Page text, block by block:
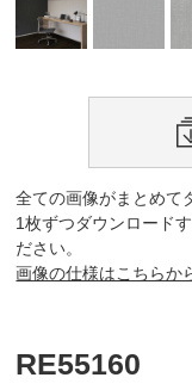
全ての画像がまとめて
1枚ずつダウンロード
ださい。
画像の仕様はこちらか
RE55160